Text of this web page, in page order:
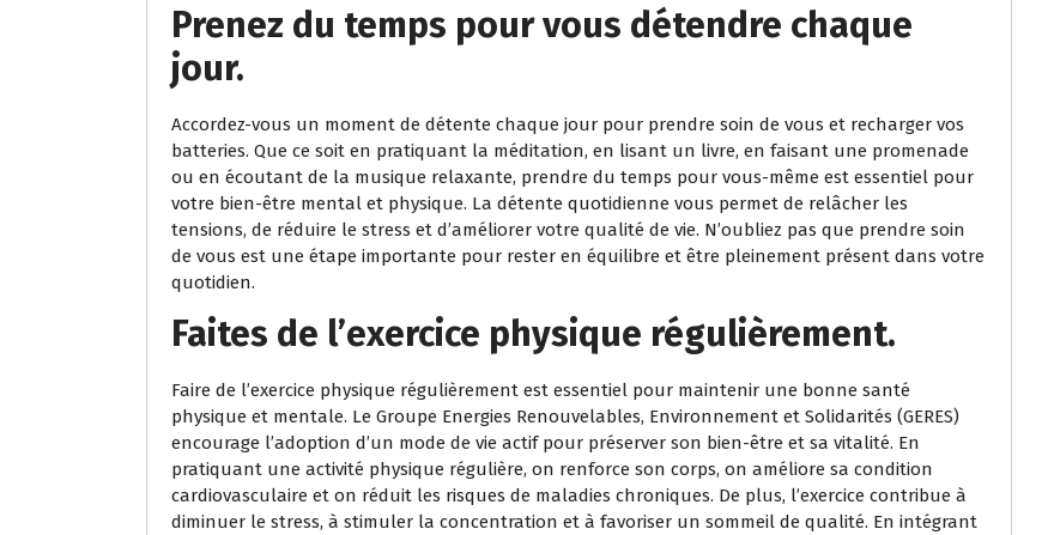
Prenez du temps pour vous détendre chaque
jour.
Accordez-vous un moment de détente chaque jour pour prendre soin de vous et recharger vos
batteries. Que ce soit en pratiquant la méditation, en lisant un livre, en faisant une promenade
ou en écoutant de la musique relaxante, prendre du temps pour vous-même est essentiel pour
votre bien-être mental et physique. La détente quotidienne vous permet de relâcher les
tensions, de réduire le stress et d’améliorer votre qualité de vie. N’oubliez pas que prendre soin
de vous est une étape importante pour rester en équilibre et être pleinement présent dans votre
quotidien.
Faites de l’exercice physique régulièrement.
Faire de l’exercice physique régulièrement est essentiel pour maintenir une bonne santé
physique et mentale. Le Groupe Energies Renouvelables, Environnement et Solidarités (GERES)
encourage l’adoption d’un mode de vie actif pour préserver son bien-être et sa vitalité. En
pratiquant une activité physique régulière, on renforce son corps, on améliore sa condition
cardiovasculaire et on réduit les risques de maladies chroniques. De plus, l’exercice contribue à
diminuer le stress, à stimuler la concentration et à favoriser un sommeil de qualité. En intégrant